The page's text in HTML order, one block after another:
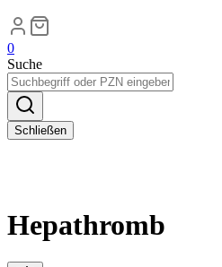
0
Suche
Schließen
Hepathromb